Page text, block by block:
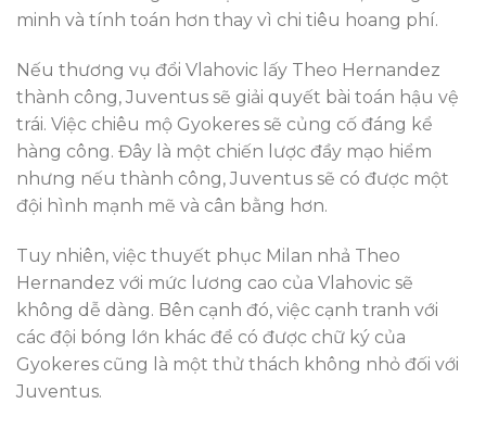
minh và tính toán hơn thay vì chi tiêu hoang phí.
Nếu thương vụ đổi Vlahovic lấy Theo Hernandez
thành công, Juventus sẽ giải quyết bài toán hậu vệ
trái. Việc chiêu mộ Gyokeres sẽ củng cố đáng kể
hàng công. Đây là một chiến lược đầy mạo hiểm
nhưng nếu thành công, Juventus sẽ có được một
đội hình mạnh mẽ và cân bằng hơn.
Tuy nhiên, việc thuyết phục Milan nhả Theo
Hernandez với mức lương cao của Vlahovic sẽ
không dễ dàng. Bên cạnh đó, việc cạnh tranh với
các đội bóng lớn khác để có được chữ ký của
Gyokeres cũng là một thử thách không nhỏ đối với
Juventus.